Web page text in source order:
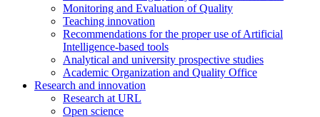
Monitoring and Evaluation of Quality
Teaching innovation
Recommendations for the proper use of Artificial
Intelligence-based tools
Analytical and university prospective studies
Academic Organization and Quality Office
Research and innovation
Research at URL
Open science